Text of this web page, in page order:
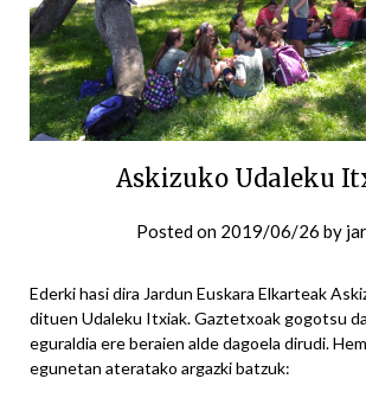
Askizuko Udaleku
Posted on 2019/06/26 by
Ederki hasi dira Jardun Euskara Elkarteak
dituen Udaleku Itxiak. Gaztetxoak gogotsu
eguraldia ere beraien alde dagoela dirudi.
egunetan ateratako argazki batzuk: